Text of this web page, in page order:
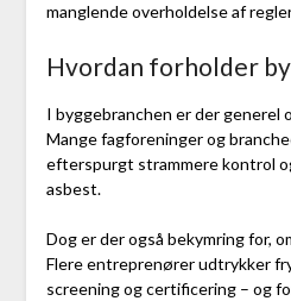
manglende overholdelse af
Hvordan forholder
I byggebranchen er der generel
Mange fagforeninger og
efterspurgt strammere kontrol
asbest.
Dog er der også bekymring for,
Flere entreprenører udtrykker
screening og certificering – og